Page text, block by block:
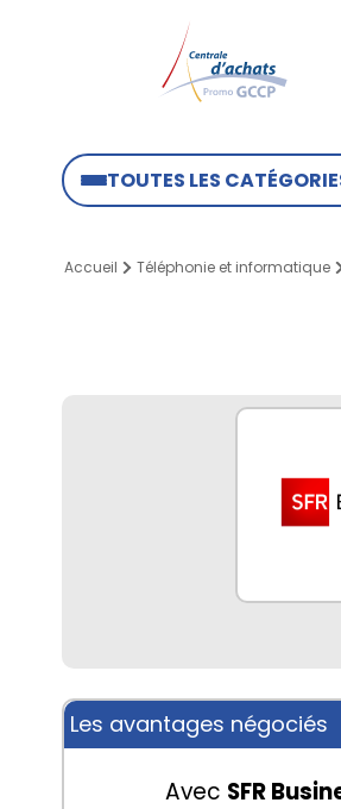
TOUTES LES
Accueil Téléphonie et informatique
Les avantages négociés
Avec SFR